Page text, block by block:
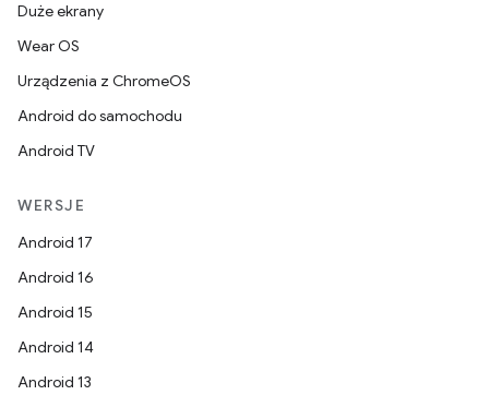
Duże ekrany
Wear OS
Urządzenia z ChromeOS
Android do samochodu
Android TV
WERSJE
Android 17
Android 16
Android 15
Android 14
Android 13